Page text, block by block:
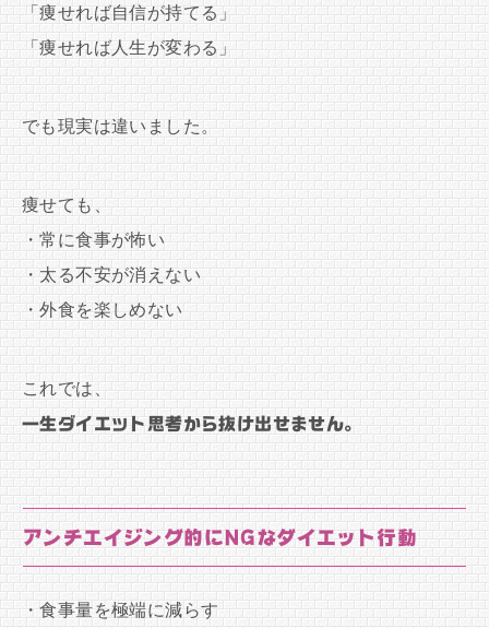
「痩せれば自信が持てる」
「痩せれば人生が変わる」
でも現実は違いました。
痩せても、
・常に食事が怖い
・太る不安が消えない
・外食を楽しめない
これでは、
一生ダイエット思考から抜け出せません。
アンチエイジング的にNGなダイエット行動
・食事量を極端に減らす